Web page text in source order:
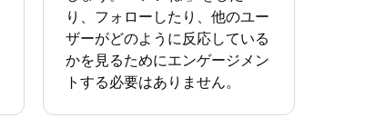
り、フォローしたり、他のユー
ザーがどのように反応している
かを見るためにエンゲージメン
トする必要はありません。